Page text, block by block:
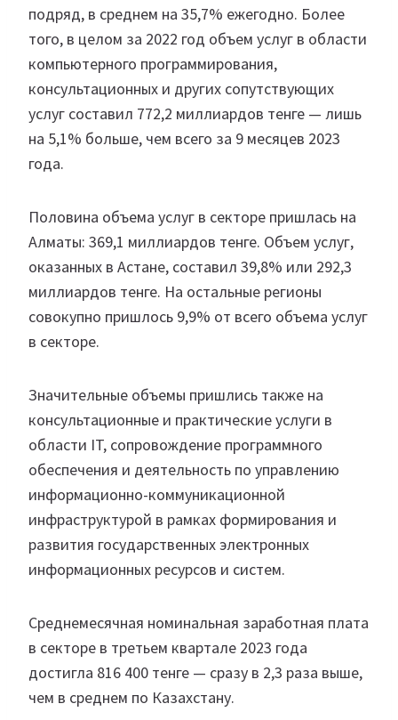
подряд, в среднем на 35,7% ежегодно. Более
того, в целом за 2022 год объем услуг в области
компьютерного программирования,
консультационных и других сопутствующих
услуг составил 772,2 миллиардов тенге — лишь
на 5,1% больше, чем всего за 9 месяцев 2023
года.
Половина объема услуг в секторе пришлась на
Алматы: 369,1 миллиардов тенге. Объем услуг,
оказанных в Астане, составил 39,8% или 292,3
миллиардов тенге. На остальные регионы
совокупно пришлось 9,9% от всего объема услуг
в секторе.
Значительные объемы пришлись также на
консультационные и практические услуги в
области IT, сопровождение программного
обеспечения и деятельность по управлению
информационно-коммуникационной
инфраструктурой в рамках формирования и
развития государственных электронных
информационных ресурсов и систем.
Среднемесячная номинальная заработная плата
в секторе в третьем квартале 2023 года
достигла 816 400 тенге — сразу в 2,3 раза выше,
чем в среднем по Казахстану.